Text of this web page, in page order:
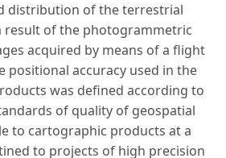
distribution of the terrestrial
result of the photogrammetric
acquired by means of a flight
positional accuracy used in the
was defined according to
of quality of geospatial
to cartographic products at a
to projects of high precision